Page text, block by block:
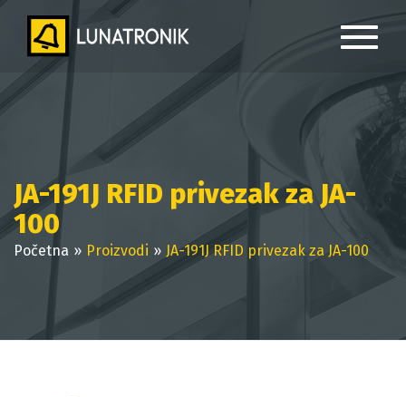
JA-191J RFID privezak za JA-
100
Početna Proizvodi JA-191J RFID privezak za JA-100